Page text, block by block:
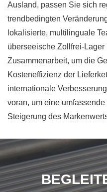
Ausland, passen Sie sich
trendbedingten
lokalisierte, multilinguale
überseeische Zollfrei-
Zusammenarbeit, um die
Kosteneffizienz der
internationale
voran, um eine
Steigerung des